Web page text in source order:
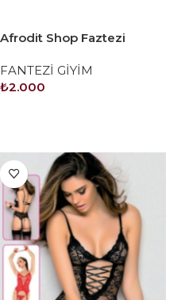
Afrodit Shop Faztezi
FANTEZİ GİYİM
₺2.000